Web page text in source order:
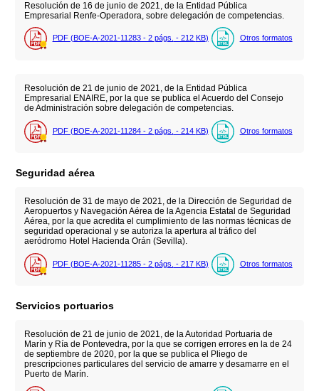
Resolución de 16 de junio de 2021, de la Entidad Pública
Empresarial Renfe-Operadora, sobre delegación de competencias.
PDF (BOE-A-2021-11283 - 2 págs. - 212 KB) Otros formatos
Resolución de 21 de junio de 2021, de la Entidad Pública
Empresarial ENAIRE, por la que se publica el Acuerdo del Consejo
de Administración sobre delegación de competencias.
PDF (BOE-A-2021-11284 - 2 págs. - 214 KB) Otros formatos
Seguridad aérea
Resolución de 31 de mayo de 2021, de la Dirección de Seguridad de
Aeropuertos y Navegación Aérea de la Agencia Estatal de Seguridad
Aérea, por la que acredita el cumplimiento de las normas técnicas de
seguridad operacional y se autoriza la apertura al tráfico del
aeródromo Hotel Hacienda Orán (Sevilla).
PDF (BOE-A-2021-11285 - 2 págs. - 217 KB) Otros formatos
Servicios portuarios
Resolución de 21 de junio de 2021, de la Autoridad Portuaria de
Marín y Ría de Pontevedra, por la que se corrigen errores en la de 24
de septiembre de 2020, por la que se publica el Pliego de
prescripciones particulares del servicio de amarre y desamarre en el
Puerto de Marín.